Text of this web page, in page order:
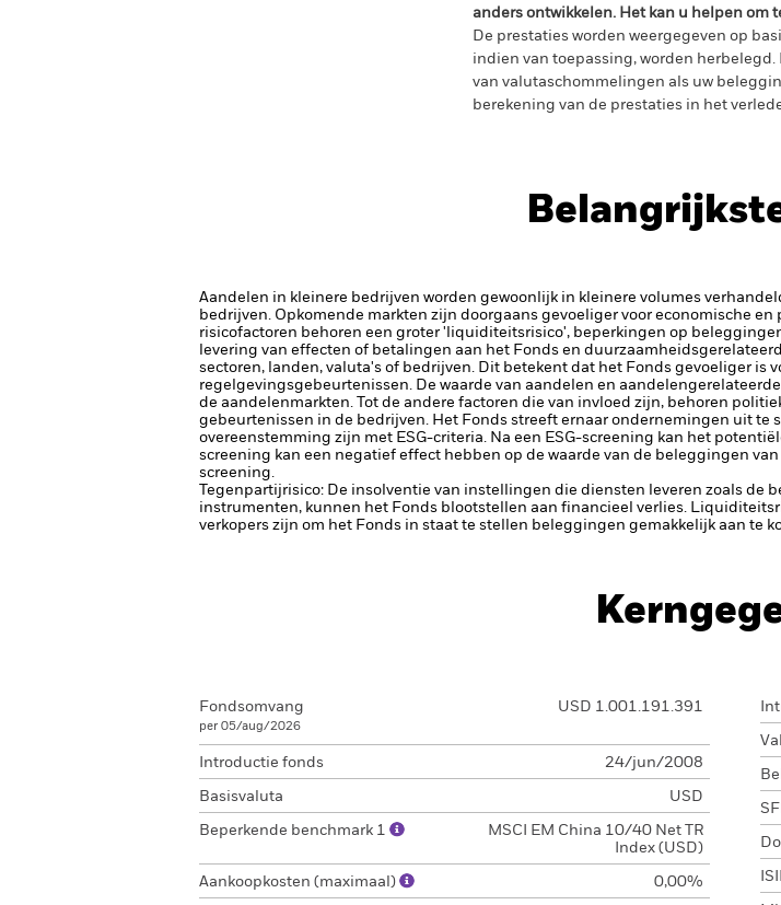
anders ontwikkelen. Het kan u helpen om
De prestaties worden weergegeven op
indien van toepassing, worden
van valutaschommelingen als uw
berekening van de prestaties in het
Aandelen in kleinere bedrijven worden gewoonlijk in kleinere volumes
bedrijven. Opkomende markten zijn doorgaans gevoeliger voor economische
risicofactoren behoren een groter 'liquiditeitsrisico', beperkingen op
levering van effecten of betalingen aan het Fonds en
sectoren, landen, valuta's of bedrijven. Dit betekent dat het Fonds gevoeliger is
regelgevingsgebeurtenissen. De waarde van aandelen en
de aandelenmarkten. Tot de andere factoren die van invloed zijn, behoren
gebeurtenissen in de bedrijven. Het Fonds streeft ernaar ondernemingen uit
overeenstemming zijn met ESG-criteria. Na een ESG-screening kan het
screening kan een negatief effect hebben op de waarde van de beleggingen
screening.
Tegenpartijrisico: De insolventie van instellingen die diensten leveren zoals de
instrumenten, kunnen het Fonds blootstellen aan financieel verlies.
verkopers zijn om het Fonds in staat te stellen beleggingen gemakkelijk aan te
Fondsomvang
per 05/aug/2026
USD 1.001.191.391
Introductie fonds 24/jun/2008
Basisvaluta USD
Beperkende benchmark 1
MSCI EM China 10/40 Net TR
Index (USD)
Aankoopkosten (maximaal) 0,00%